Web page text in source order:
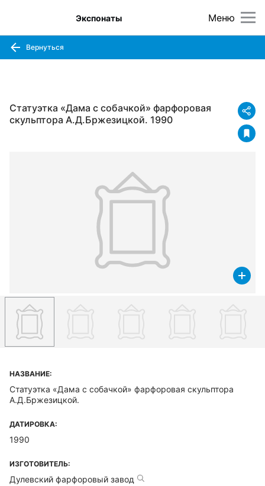
Меню
Экспонаты
Вернуться
Статуэтка «Дама с собачкой» фарфоровая
скульптора А.Д.Бржезицкой. 1990
НАЗВАНИЕ:
Статуэтка «Дама с собачкой» фарфоровая скульптора
А.Д.Бржезицкой.
ДАТИРОВКА:
1990
ИЗГОТОВИТЕЛЬ:
Дулевский фарфоровый завод